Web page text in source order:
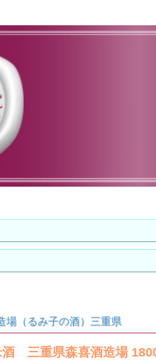
場（るみ子の酒）三重県
酒 三重県森喜酒造場